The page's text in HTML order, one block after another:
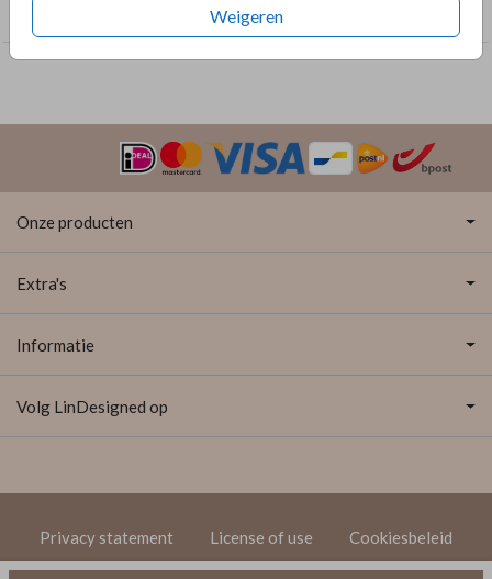
Weigeren
Onze producten
Extra's
Informatie
Volg LinDesigned op
Privacy statement License of use Cookiesbeleid